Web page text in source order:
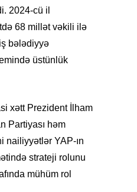
2024-cü il
68 millət vəkili ilə
bələdiyyə
üstünlük
xətt Prezident İlham
Partiyası həm
nailiyyətlər YAP-ın
strateji rolunu
mühüm rol